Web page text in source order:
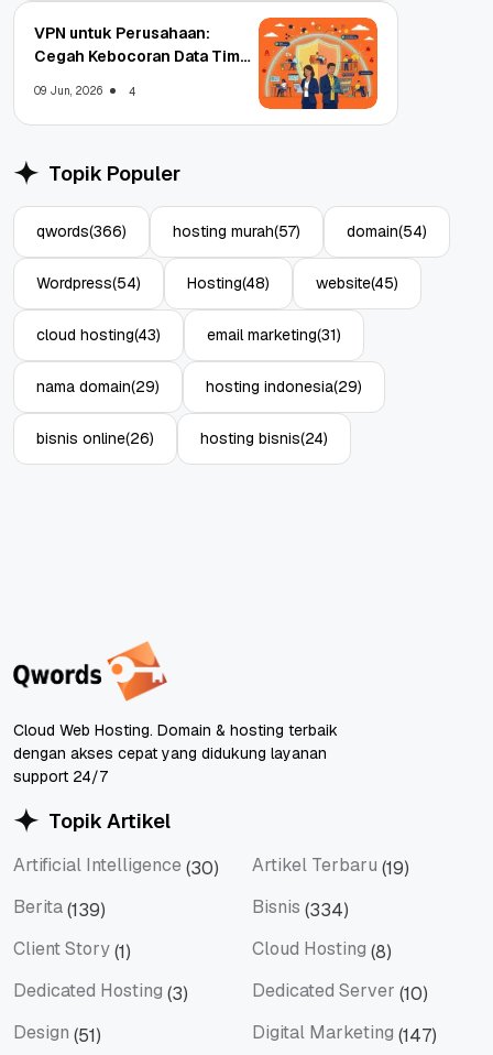
VPN untuk Perusahaan:
Cegah Kebocoran Data Tim
09 Jun, 2026 4
Topik Populer
qwords(366) hosting murah(57) domain(54)
Wordpress(54) Hosting(48) website(45)
cloud hosting(43) email marketing(31)
nama domain(29) hosting indonesia(29)
bisnis online(26) hosting bisnis(24)
Cloud Web Hosting. Domain & hosting terbaik
dengan akses cepat yang didukung layanan
support 24/7
Topik Artikel
Artificial Intelligence (30) Artikel Terbaru (19)
Berita(139) Bisnis (334)
Client Story(1) Cloud Hosting (8)
Dedicated Hosting (3) Dedicated Server (10)
Design (51) Digital Marketing (147)